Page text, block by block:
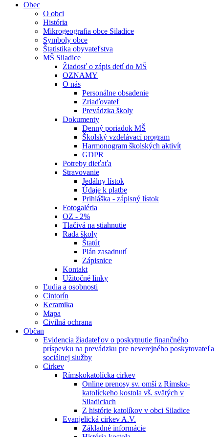
Obec
O obci
História
Mikrogeografia obce Siladice
Symboly obce
Štatistika obyvateľstva
MŠ Siladice
Žiadosť o zápis detí do MŠ
OZNAMY
O nás
Personálne obsadenie
Zriaďovateľ
Prevádzka školy
Dokumenty
Denný poriadok MŠ
Školský vzdelávací program
Harmonogram školských aktivít
GDPR
Potreby dieťaťa
Stravovanie
Jedálny lístok
Údaje k platbe
Prihláška - zápisný lístok
Fotogaléria
OZ - 2%
Tlačivá na stiahnutie
Rada školy
Štatút
Plán zasadnutí
Zápisnice
Kontakt
Užitočné linky
Ľudia a osobnosti
Cintorín
Keramika
Mapa
Civilná ochrana
Občan
Evidencia žiadateľov o poskytnutie finančného
príspevku na prevádzku pre neverejného poskytovateľa
sociálnej služby
Cirkev
Rímskokatolícka cirkev
Online prenosy sv. omší z Rímsko-
katolíckeho kostola vš. svätých v
Siladiciach
Z histórie katolíkov v obci Siladice
Evanjelická cirkev A.V.
Základné informácie